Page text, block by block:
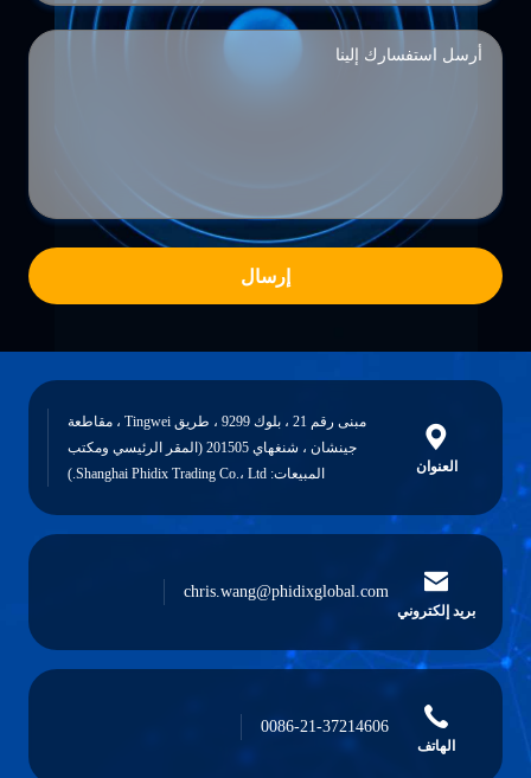
إرسال
العنوان
مبنى رقم 21 ، بلوك 9299 ، طريق Tingwei ، مقاطعة
جينشان ، شنغهاي 201505 (المقر الرئيسي ومكتب
المبيعات: Shanghai Phidix Trading Co.، Ltd.)
بريد إلكتروني
chris.wang@phidixglobal.com
الهاتف
0086-21-37214606